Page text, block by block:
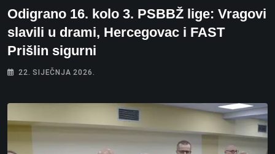
Odigrano 16. kolo 3. PSBBŽ lige: Vragovi
slavili u drami, Hercegovac i FAST
Prišlin sigurni
22. SIJEČNJA 2026.